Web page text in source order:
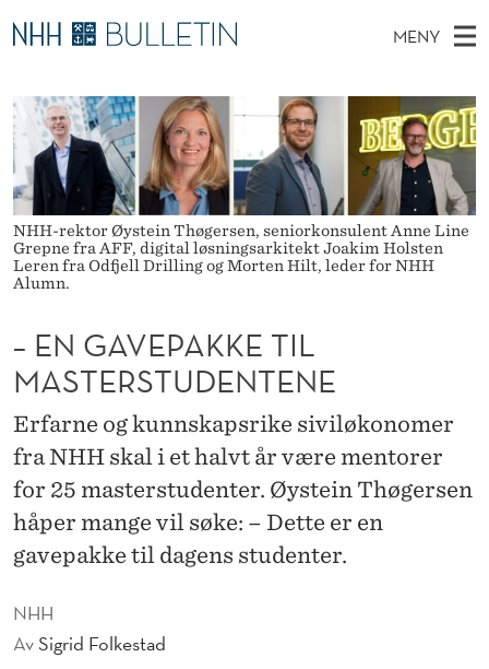
E
N
G
A
V
E
P
A
K
K
E
T
M
MENY
O
V
E
D
M
E
N
K
I
N
E
T
T
S
T
E
D
E
T
Stipendiater og nye forskerprofiler
Disputaser
Ekspertutvalg
Om Bulletin
NHH-rektor Øystein Thøgersen, seniorkonsulent Anne Line
Grepne fra AFF, digital løsningsarkitekt Joakim Holsten
Leren fra Odfjell Drilling og Morten Hilt, leder for NHH
Alumn.
NHH
AvSigrid Folkestad
– EN GAVEPAKKE TIL
MASTERSTUDENTENE
Erfarne og kunnskapsrike siviløkonomer
fra NHH skal i et halvt år være mentorer
for 25 masterstudenter. Øystein Thøgersen
håper mange vil søke: – Dette er en
gavepakke til dagens studenter.